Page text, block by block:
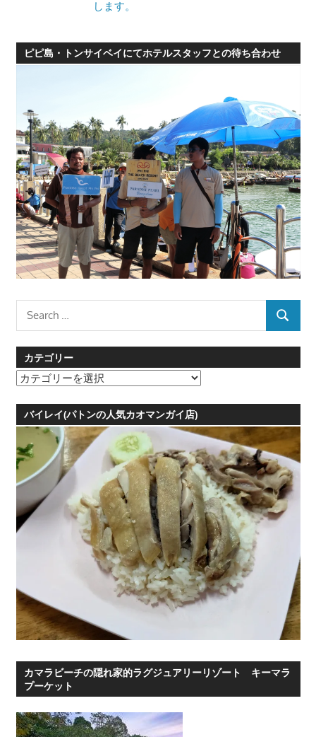
します。
ピピ島・トンサイベイにてホテルスタッフとの待ち合わせ
Search
SEARCH
カテゴリー
カ
ゴ
ー
バイレイ(パトンの人気カオマンガイ店)
カマラビーチの隠れ家的ラグジュアリーリゾート キーマラ
プーケット